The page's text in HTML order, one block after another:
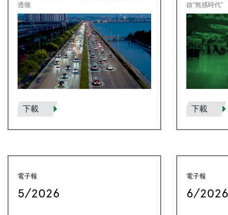
透徹
下載
電子報
5/2026
啟“無感時代”
下載
電子報
6/2026